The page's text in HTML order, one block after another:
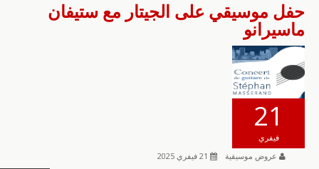
حفل موسيقي على الجيتار مع ستيفان
ماسيرانو
21
فيفري
عروض موسيقية